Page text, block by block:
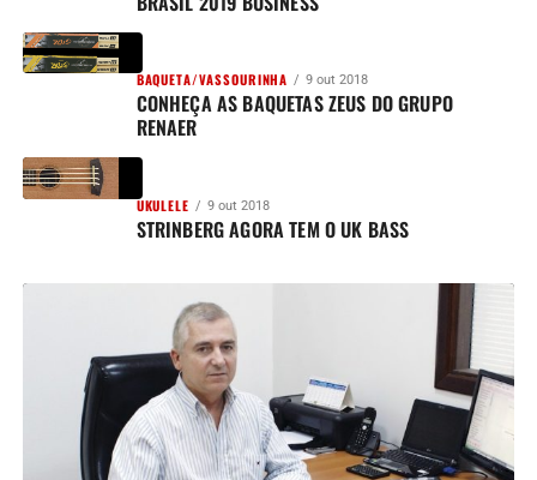
BAQUETA/VASSOURINHA 9 out 2018
CONHEÇA AS BAQUETAS ZEUS DO GRUPO
RENAER
UKULELE 9 out 2018
STRINBERG AGORA TEM O UK BASS